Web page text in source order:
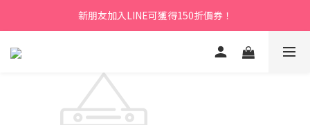
新朋友加入LINE可獲得150折價券！